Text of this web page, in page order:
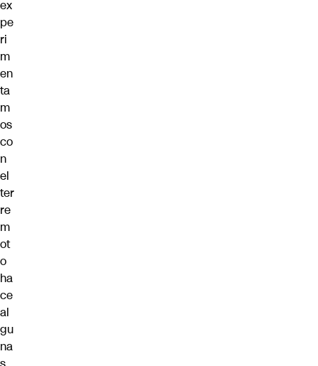
ex
pe
ri
m
en
ta
m
os
co
n
el
ter
re
m
ot
o
ha
ce
al
gu
na